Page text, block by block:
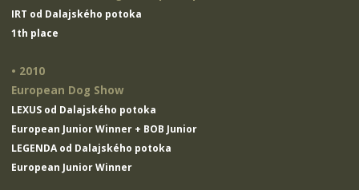
IRT od Dalajského potoka
1th place
• 2010
European Dog Show
LEXUS od Dalajského potoka
European Junior Winner + BOB Junior
LEGENDA od Dalajského potoka
European Junior Winner